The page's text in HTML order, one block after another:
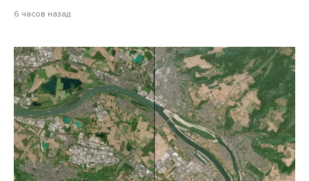
6 часов назад